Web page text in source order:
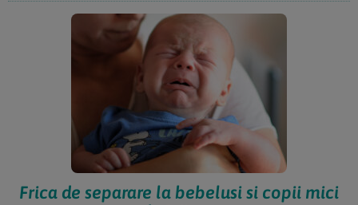
Frica de separare la bebelusi si copii mici